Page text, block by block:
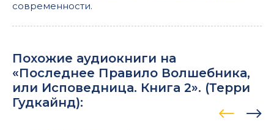
современности.
Похожие аудиокниги на
«Последнее Правило Волшебника,
или Исповедница. Книга 2». (Терри
Гудкайнд):